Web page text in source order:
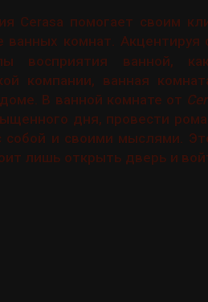
Cerasa помогает своим
ванных комнат. Акцентируя
восприятия ванной,
компании, ванная
В ванной комнате от
дня, провести
собой и своими мыслями.
лишь открыть дверь и